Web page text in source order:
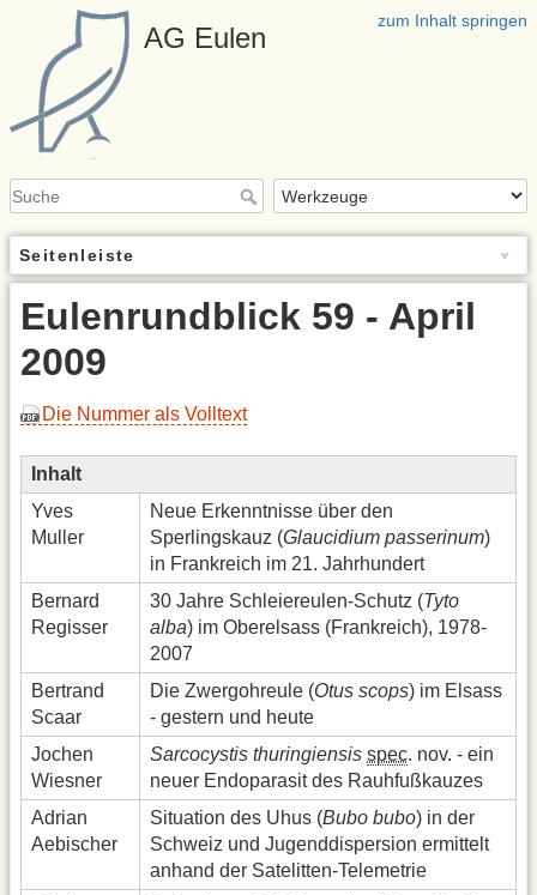
zum Inhalt springen
AG Eulen
Seitenleiste
Eulenrundblick 59 - April
2009
Die Nummer als Volltext
Inhalt
Yves
Muller
Neue Erkenntnisse über den
Sperlingskauz (Glaucidium passerinum)
in Frankreich im 21. Jahrhundert
Bernard
Regisser
30 Jahre Schleiereulen-Schutz (Tyto
alba) im Oberelsass (Frankreich), 1978-
2007
Bertrand
Scaar
Die Zwergohreule (Otus scops) im Elsass
- gestern und heute
Jochen
Wiesner
Sarcocystis thuringiensis spec. nov. - ein
neuer Endoparasit des Rauhfußkauzes
Adrian
Aebischer
Situation des Uhus (Bubo bubo) in der
Schweiz und Jugenddispersion ermittelt
anhand der Satelitten-Telemetrie